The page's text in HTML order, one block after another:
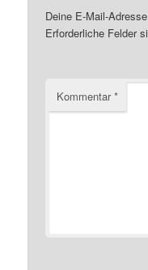
Deine E-Mail-
Erforderliche Felder
Kommentar*